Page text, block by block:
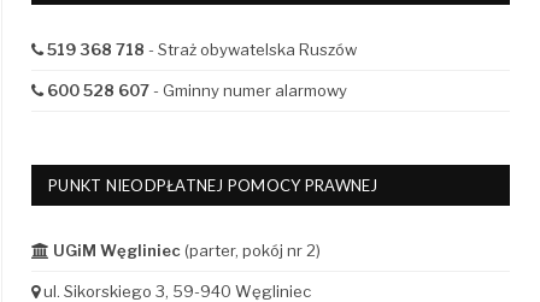
519 368 718 - Straż obywatelska Ruszów
600 528 607- Gminny numer alarmowy
PUNKT NIEODPŁATNEJ POMOCY PRAWNEJ
UGiM Węgliniec (parter, pokój nr 2)
ul. Sikorskiego 3, 59-940 Węgliniec